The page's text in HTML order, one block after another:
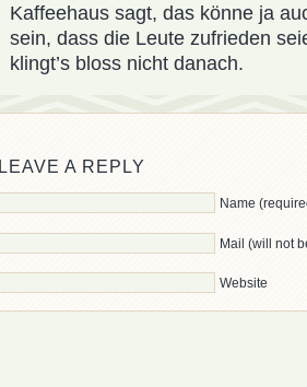
Kaffeehaus sagt, das könne ja
sein, dass die Leute zufrieden
klingt’s bloss nicht danach.
LEAVE A REPLY
Name
Mail (will not
Website